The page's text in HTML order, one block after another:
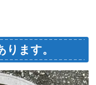
ます。